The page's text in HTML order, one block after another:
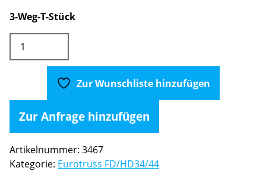
3-Weg-T-Stück
HD34
(X)
aus
Menge
Zur Wunschliste hinzufügen
Zur Anfrage hinzufügen
Artikelnummer: 3467
Kategorie: Eurotruss FD/HD34/44